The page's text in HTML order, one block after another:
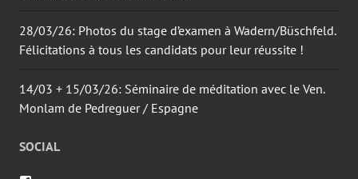
28/03/26: Photos du stage d’examen à Wadern/Büschfeld.
Félicitations à tous les candidats pour leur réussite !
14/03 + 15/03/26: Séminaire de méditation avec le Ven.
Monlam de Pedreguer / Espagne
SOCIAL